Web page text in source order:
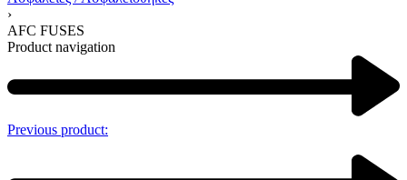
›
AFC FUSES
Product navigation
Previous product: